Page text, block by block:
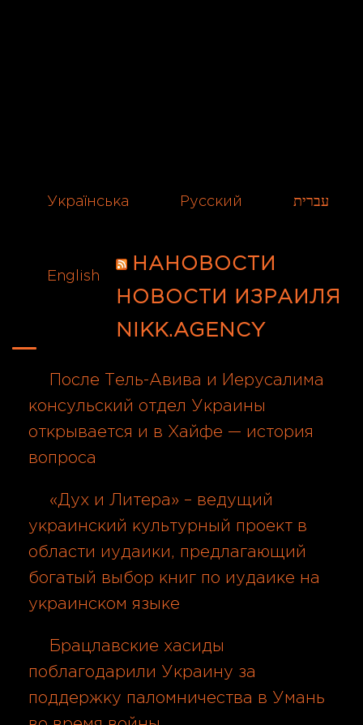
Українська Русский עברית
English
НАНОВОСТИ
НОВОСТИ ИЗРАИЛЯ
NIKK.AGENCY
После Тель-Авива и Иерусалима
консульский отдел Украины
открывается и в Хайфе — история
вопроса
«Дух и Литера» – ведущий
украинский культурный проект в
области иудаики, предлагающий
богатый выбор книг по иудаике на
украинском языке
Брацлавские хасиды
поблагодарили Украину за
поддержку паломничества в Умань